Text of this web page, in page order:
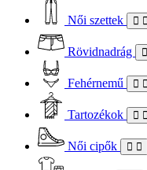
Női szettek
Rövidnadrág
Fehérnemű
Tartozékok
Női cipők